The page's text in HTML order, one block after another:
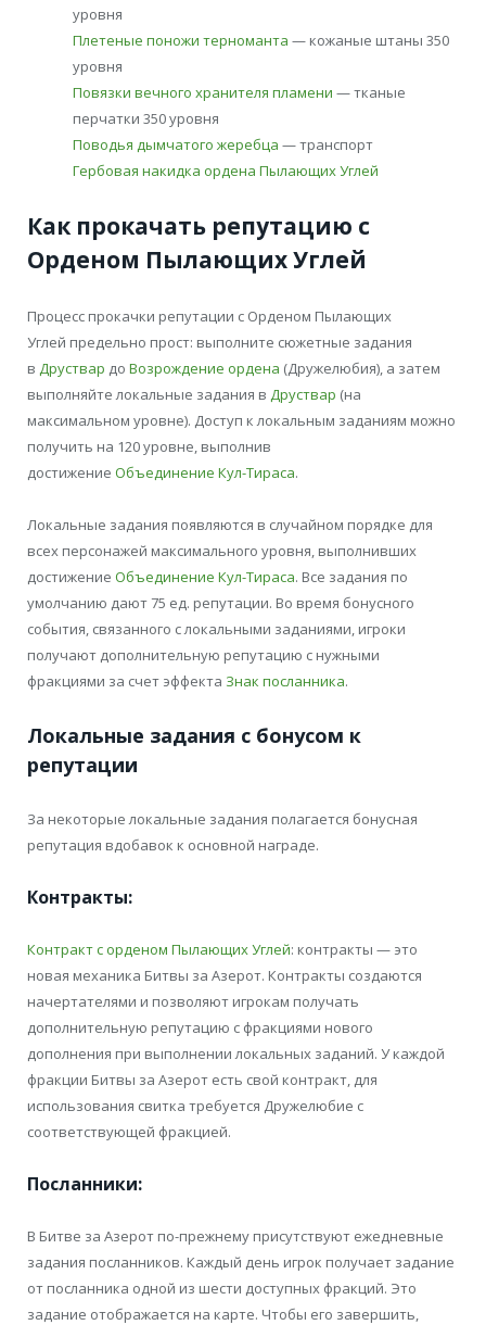
уровня
Плетеные поножи терноманта — кожаные штаны 350
уровня
Повязки вечного хранителя пламени — тканые
перчатки 350 уровня
Поводья дымчатого жеребца — транспорт
Гербовая накидка ордена Пылающих Углей
Как прокачать репутацию с
Орденом Пылающих Углей
Процесс прокачки репутации с Орденом Пылающих
Углей предельно прост: выполните сюжетные задания
в Друствар до Возрождение ордена (Дружелюбия), а затем
выполняйте локальные задания в Друствар (на
максимальном уровне). Доступ к локальным заданиям можно
получить на 120 уровне, выполнив
достижение Объединение Кул-Тираса.
Локальные задания появляются в случайном порядке для
всех персонажей максимального уровня, выполнивших
достижение Объединение Кул-Тираса. Все задания по
умолчанию дают 75 ед. репутации. Во время бонусного
события, связанного с локальными заданиями, игроки
получают дополнительную репутацию с нужными
фракциями за счет эффекта Знак посланника.
Локальные задания с бонусом к
репутации
За некоторые локальные задания полагается бонусная
репутация вдобавок к основной награде.
Контракты:
Контракт с орденом Пылающих Углей: контракты — это
новая механика Битвы за Азерот. Контракты создаются
начертателями и позволяют игрокам получать
дополнительную репутацию с фракциями нового
дополнения при выполнении локальных заданий. У каждой
фракции Битвы за Азерот есть свой контракт, для
использования свитка требуется Дружелюбие с
соответствующей фракцией.
Посланники:
В Битве за Азерот по-прежнему присутствуют ежедневные
задания посланников. Каждый день игрок получает задание
от посланника одной из шести доступных фракций. Это
задание отображается на карте. Чтобы его завершить,